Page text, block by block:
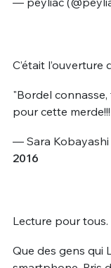
C’était
"Bordel
pour cette
— Sara Kobayashi
2016
Lecture pour tous.
Que des gens qui